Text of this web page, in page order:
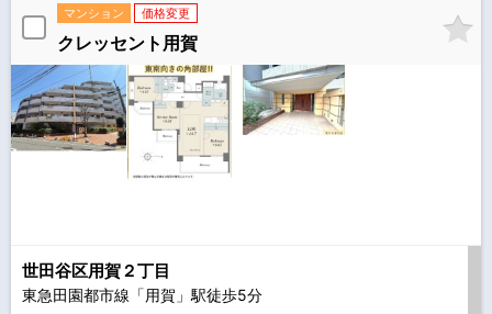
マンション 価格変更
クレッセント用賀
世田谷区用賀２丁目
東急田園都市線「用賀」駅徒歩5分